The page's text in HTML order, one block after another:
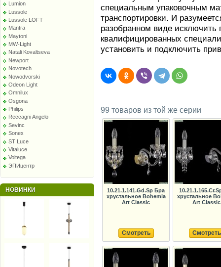
Lumion
Lussole
Lussole LOFT
Mantra
Maytoni
MW-Light
Natali Kovaltseva
Newport
Novotech
Nowodvorski
Odeon Light
Omnilux
Osgona
Philips
Reccagni Angelo
Sevinc
Sonex
ST Luce
Vitaluce
Voltega
ЭПИцентр
НОВИНКИ
специальным упаковочным
транспортировки. И
разобранном виде исключить
квалифицированных
установить и подключить
99 товаров из той же серии
10.21.1.141.Gd.Sp Бра
хрустальное Bohemia
Art Classic
Смотреть
хрустальное
Art Classic
Смотреть